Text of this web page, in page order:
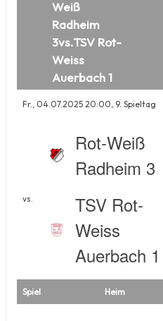
Weiß
Radheim
3vs.TSV Rot-
Weiss
Auerbach 1
Fr., 04.07.2025 20:00, 9. Spieltag
vs.
Rot-Weiß
Radheim 3
TSV Rot-
Weiss
Auerbach 1
Spiel Heim